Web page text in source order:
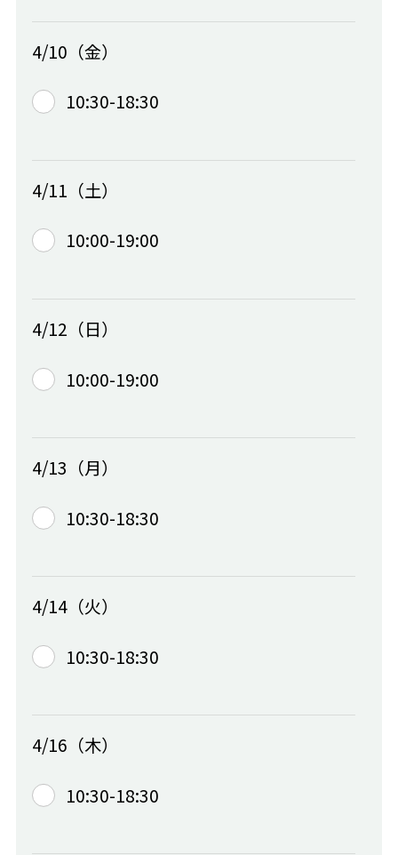
4/10（金）
10:30-18:30
4/11（土）
10:00-19:00
4/12（日）
10:00-19:00
4/13（月）
10:30-18:30
4/14（火）
10:30-18:30
4/16（木）
10:30-18:30